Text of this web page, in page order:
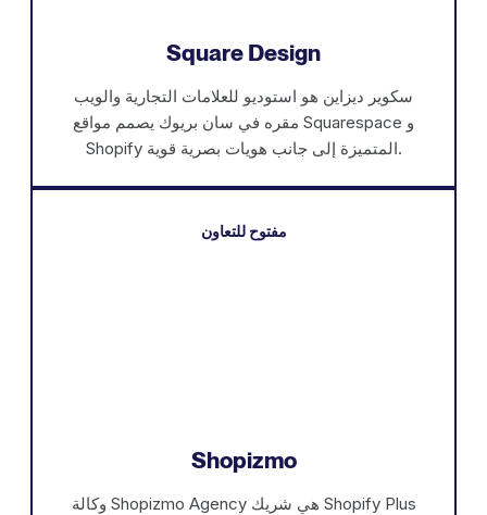
Square Design
سكوير ديزاين هو استوديو للعلامات التجارية والويب
مقره في سان بريوك يصمم مواقع Squarespace و
Shopify المتميزة إلى جانب هويات بصرية قوية.
مفتوح للتعاون
Shopizmo
وكالة Shopizmo Agency هي شريك Shopify Plus